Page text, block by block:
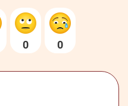
0 0